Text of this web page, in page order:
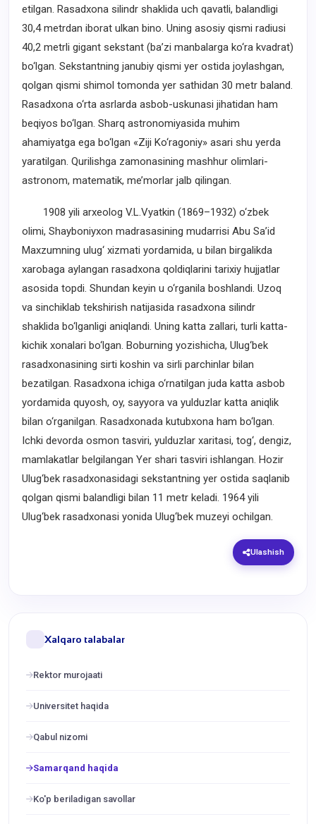
etilgan. Rasadxona silindr shaklida uch qavatli, balandligi
30,4 metrdan iborat ulkan bino. Uning asosiy qismi radiusi
40,2 metrli gigant sekstant (ba’zi manbalarga ko‘ra kvadrat)
bo‘lgan. Sekstantning janubiy qismi yer ostida joylashgan,
qolgan qismi shimol tomonda yer sathidan 30 metr baland.
Rasadxona o‘rta asrlarda asbob-uskunasi jihatidan ham
beqiyos bo‘lgan. Sharq astronomiyasida muhim
ahamiyatga ega bo‘lgan «Ziji Ko‘ragoniy» asari shu yerda
yaratilgan. Qurilishga zamonasining mashhur olimlari-
astronom, matematik, me’morlar jalb qilingan.
1908 yili arxeolog V.L.Vyatkin (1869–1932) o‘zbek
olimi, Shayboniyxon madrasasining mudarrisi Abu Sa’id
Maxzumning ulug‘ xizmati yordamida, u bilan birgalikda
xarobaga aylangan rasadxona qoldiqlarini tarixiy hujjatlar
asosida topdi. Shundan keyin u o‘rganila boshlandi. Uzoq
va sinchiklab tekshirish natijasida rasadxona silindr
shaklida bo‘lganligi aniqlandi. Uning katta zallari, turli katta-
kichik xonalari bo‘lgan. Boburning yozishicha, Ulug‘bek
rasadxonasining sirti koshin va sirli parchinlar bilan
bezatilgan. Rasadxona ichiga o‘rnatilgan juda katta asbob
yordamida quyosh, oy, sayyora va yulduzlar katta aniqlik
bilan o‘rganilgan. Rasadxonada kutubxona ham bo‘lgan.
Ichki devorda osmon tasviri, yulduzlar xaritasi, tog‘, dengiz,
mamlakatlar belgilangan Yer shari tasviri ishlangan. Hozir
Ulug‘bek rasadxonasidagi sekstantning yer ostida saqlanib
qolgan qismi balandligi bilan 11 metr keladi. 1964 yili
Ulug‘bek rasadxonasi yonida Ulug‘bek muzeyi ochilgan.
Ulashish
Xalqaro talabalar
Rektor murojaati
Universitet haqida
Qabul nizomi
Samarqand haqida
Ko'p beriladigan savollar